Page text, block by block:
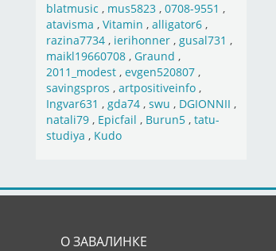
blatmusic , mus5823, 0708-9551 ,
atavisma , Vitamin , alligator6,
razina7734, ierihonner, gusal731 ,
maikl19660708, Graund ,
2011_modest, evgen520807,
savingspros , artpositiveinfo,
Ingvar631 , gda74, swu , DGIONNII ,
natali79, Epicfail , Burun5, tatu-
studiya , Kudo
О ЗАВАЛИНКЕ